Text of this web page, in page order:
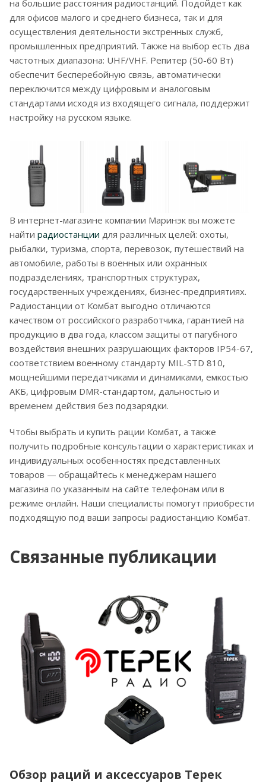
на большие расстояния радиостанций. Подойдет как
для офисов малого и среднего бизнеса, так и для
осуществления деятельности экстренных служб,
промышленных предприятий. Также на выбор есть два
частотных диапазона: UHF/VHF. Репитер (50-60 Вт)
обеспечит бесперебойную связь, автоматически
переключится между цифровым и аналоговым
стандартами исходя из входящего сигнала, поддержит
настройку на русском языке.
В интернет-магазине компании Маринэк вы можете
найти радиостанции для различных целей: охоты,
рыбалки, туризма, спорта, перевозок, путешествий на
автомобиле, работы в военных или охранных
подразделениях, транспортных структурах,
государственных учреждениях, бизнес-предприятиях.
Радиостанции от Комбат выгодно отличаются
качеством от российского разработчика, гарантией на
продукцию в два года, классом защиты от пагубного
воздействия внешних разрушающих факторов IP54-67,
соответствием военному стандарту MIL-STD 810,
мощнейшими передатчиками и динамиками, емкостью
АКБ, цифровым DMR-стандартом, дальностью и
временем действия без подзарядки.
Чтобы выбрать и купить рации Комбат, а также
получить подробные консультации о характеристиках и
индивидуальных особенностях представленных
товаров — обращайтесь к менеджерам нашего
магазина по указанным на сайте телефонам или в
режиме онлайн. Наши специалисты помогут приобрести
подходящую под ваши запросы радиостанцию Комбат.
Связанные публикации
Обзор раций и аксессуаров Терек